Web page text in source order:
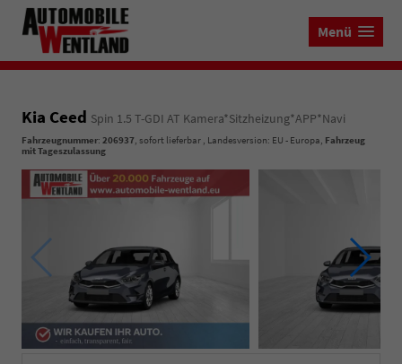
Menü
Kia Ceed Spin 1.5 T-GDI AT Kamera*Sitzheizung*APP*Navi
Fahrzeugnummer: 206937, sofort lieferbar , Landesversion: EU - Europa, Fahrzeug
mit Tageszulassung